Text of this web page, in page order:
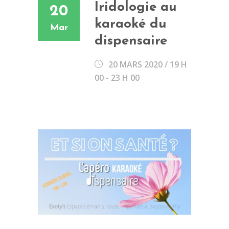
20
Mar
Iridologie au
karaoké du
dispensaire
20 MARS 2020 / 19 H
00 - 23 H 00